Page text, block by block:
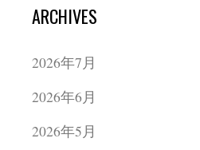
ARCHIVES
2026年7月
2026年6月
2026年5月